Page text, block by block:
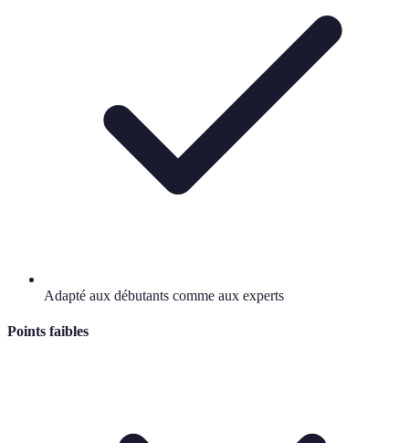
Adapté aux débutants comme aux experts
Points faibles